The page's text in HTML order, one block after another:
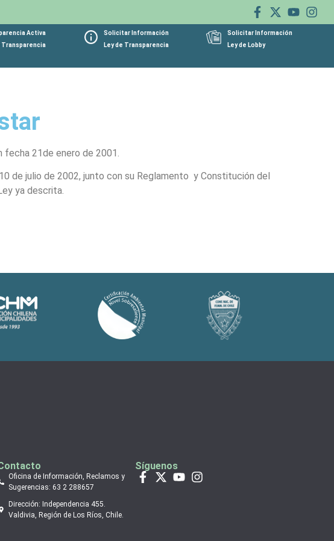
Activa
Transparencia
Solicitar Información
Ley de Transparencia
Solicitar Información
Ley de Lobby
21de enero de 2001.
de julio de 2002, junto con su Reglamento y Constitución del
ya descrita.
Oficina de Información, Reclamos y
Sugerencias: 63 2 288657
Dirección: Independencia 455.
Valdivia, Región de Los Ríos, Chile.
Síguenos